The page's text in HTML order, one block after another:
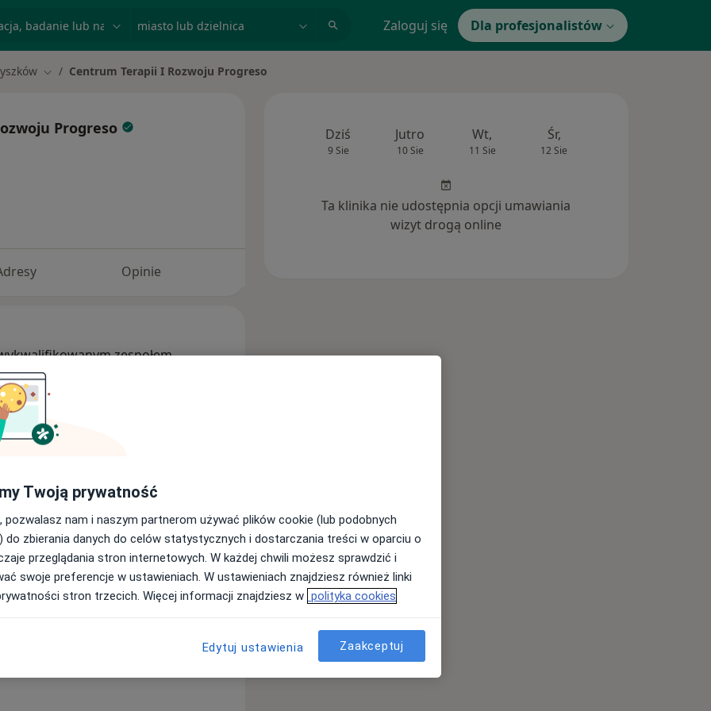
Zaloguj się Dla profesjonalistów
Zmień miasto
Centrum Terapii I Rozwoju Progreso
Progreso
Opinie
zespołem,
seksuologiczną,
rozwiązań w trudnych
i doświadczenie. Pomagamy
by nasi Klienci/Pacjenci lepiej
wyborów i kierowali własnym
własne dziecko rodzicem
Gwarantujemy przy tym dyskrecję
Dziś
9 Sie
Jutro
10 Sie
Wt,
11 Sie
Śr,
12 Sie
Ta klinika nie udostępnia opcji umawiania
wizyt drogą online
Twoją prywatność
pozwalasz nam i naszym partnerom używać plików cookie (lub podobnych
do zbierania danych do celów statystycznych i dostarczania treści w oparciu o
przeglądania stron internetowych. W każdej chwili możesz sprawdzić i
swoje preferencje w ustawieniach. W ustawieniach znajdziesz również linki
stron trzecich. Więcej informacji znajdziesz w polityka cookies
Edytuj ustawienia Zaakceptuj